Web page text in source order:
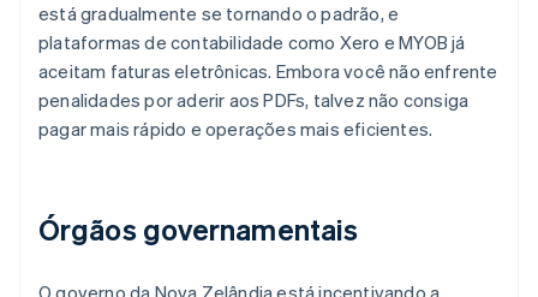
está gradualmente se tornando o padrão, e
plataformas de contabilidade como Xero e MYOB já
aceitam faturas eletrônicas. Embora você não enfrente
penalidades por aderir aos PDFs, talvez não consiga
pagar mais rápido e operações mais eficientes.
Órgãos governamentais